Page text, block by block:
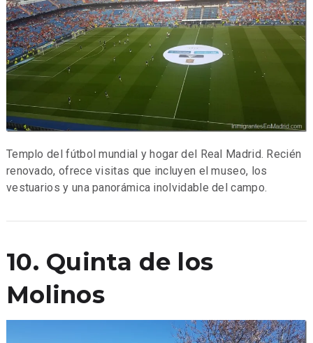
Templo del fútbol mundial y hogar del Real Madrid. Recién
renovado, ofrece visitas que incluyen el museo, los
vestuarios y una panorámica inolvidable del campo.
10. Quinta de los
Molinos